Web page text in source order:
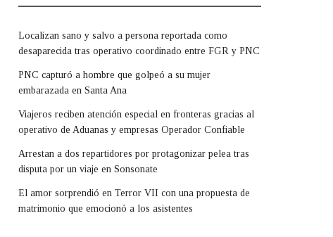
Localizan sano y salvo a persona reportada como
desaparecida tras operativo coordinado entre FGR y PNC
PNC capturó a hombre que golpeó a su mujer
embarazada en Santa Ana
Viajeros reciben atención especial en fronteras gracias al
operativo de Aduanas y empresas Operador Confiable
Arrestan a dos repartidores por protagonizar pelea tras
disputa por un viaje en Sonsonate
El amor sorprendió en Terror VII con una propuesta de
matrimonio que emocionó a los asistentes